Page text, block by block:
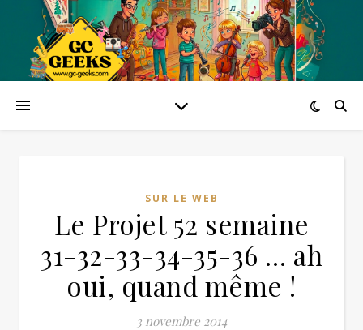
SUR LE WEB
Le Projet 52 semaine
31-32-33-34-35-36 … ah
oui, quand même !
3 novembre 2014